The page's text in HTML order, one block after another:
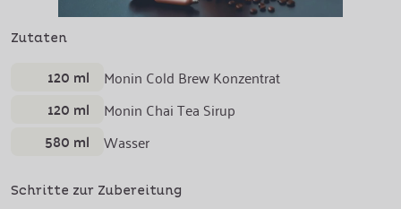
Zutaten
120 ml Monin Cold Brew Konzentrat
120 ml Monin Chai Tea Sirup
580 ml Wasser
Schritte zur Zubereitung